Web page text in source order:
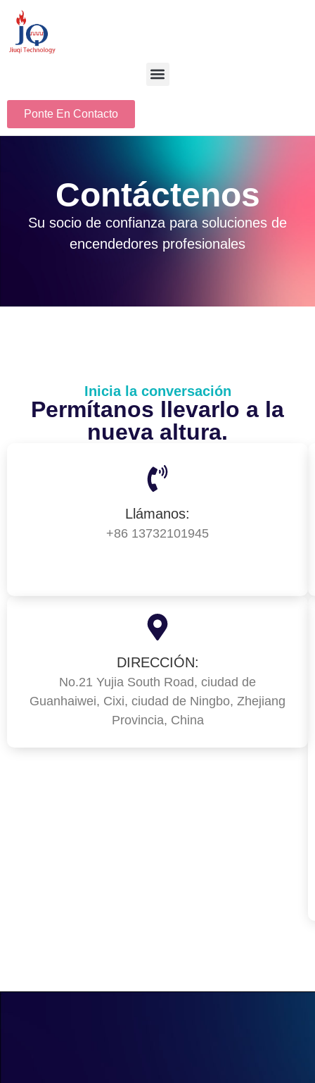
Ponte En Contacto
Contáctenos
Su socio de confianza para soluciones de
encendedores profesionales
Inicia la conversación
Permítanos llevarlo a la
nueva altura.
Llámanos:
+86 13732101945
DIRECCIÓN:
No.21 Yujia South Road, ciudad de
Guanhaiwei, Cixi, ciudad de Ningbo, Zhejiang
Provincia, China